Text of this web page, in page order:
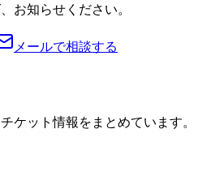
お知らせください。
メールで相談する
ケット情報をまとめています。